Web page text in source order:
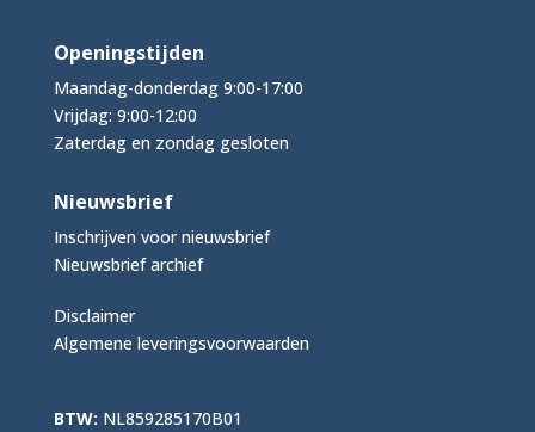
Openingstijden
Maandag-donderdag 9:00-17:00
Vrijdag: 9:00-12:00
Zaterdag en zondag gesloten
Nieuwsbrief
Inschrijven voor nieuwsbrief
Nieuwsbrief archief
Disclaimer
Algemene leveringsvoorwaarden
BTW: NL859285170B01